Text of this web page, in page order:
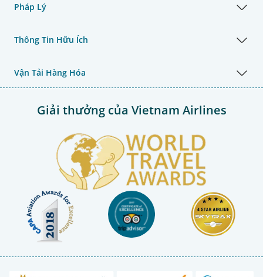
Pháp Lý
Thông Tin Hữu Ích
Vận Tải Hàng Hóa
Giải thưởng của Vietnam Airlines